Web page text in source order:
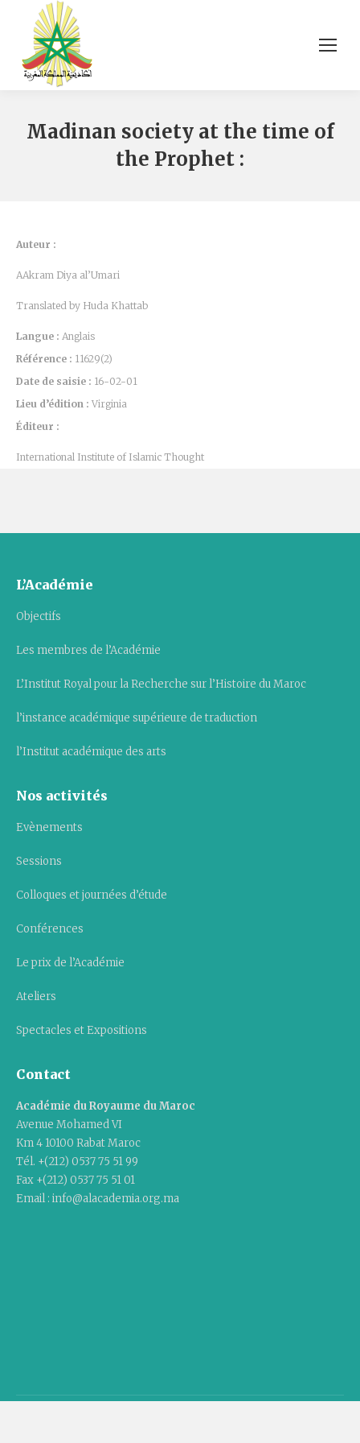
Madinan society at the time of
the Prophet :
Auteur :
AAkram Diya al’Umari
Translated by Huda Khattab
Langue : Anglais
Référence : 11629(2)
Date de saisie : 16-02-01
Lieu d’édition : Virginia
Éditeur :
International Institute of Islamic Thought
L’Académie
Objectifs
Les membres de l’Académie
L’Institut Royal pour la Recherche sur l’Histoire du Maroc
l’instance académique supérieure de traduction
l’Institut académique des arts
Nos activités
Evènements
Sessions
Colloques et journées d’étude
Conférences
Le prix de l’Académie
Ateliers
Spectacles et Expositions
Contact
Académie du Royaume du Maroc
Avenue Mohamed VI
Km 4 10100 Rabat Maroc
Tél. +(212) 0537 75 51 99
Fax +(212) 0537 75 51 01
Email : info@alacademia.org.ma